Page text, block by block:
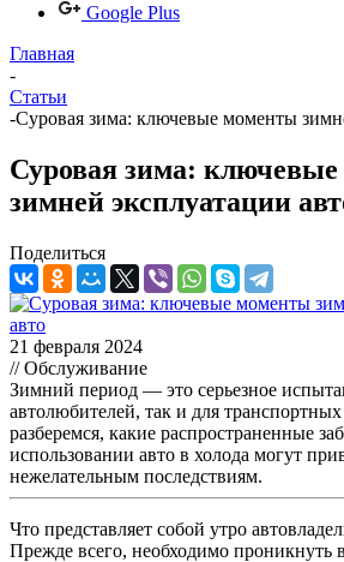
Google Plus
Главная
-
Статьи
-Суровая зима: ключевые моменты
Суровая зима:
зимней эксплуатации
Поделиться
21 февраля 2024
// Обслуживание
Зимний период — это серьезное
автолюбителей, так и для
разберемся, какие распространенные
использовании авто в холода могут
нежелательным последствиям.
Что представляет собой утро
Прежде всего, необходимо проникнуть